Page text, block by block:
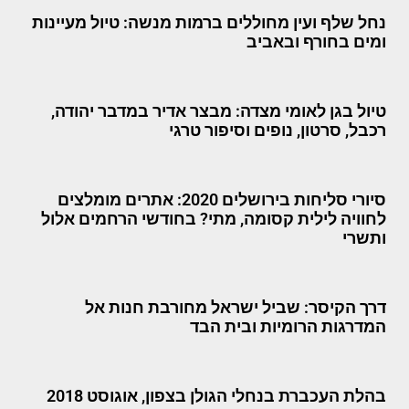
נחל שלף ועין מחוללים ברמות מנשה: טיול מעיינות
ומים בחורף ובאביב
טיול בגן לאומי מצדה: מבצר אדיר במדבר יהודה,
רכבל, סרטון, נופים וסיפור טרגי
סיורי סליחות בירושלים 2020: אתרים מומלצים
לחוויה לילית קסומה, מתי? בחודשי הרחמים אלול
ותשרי
דרך הקיסר: שביל ישראל מחורבת חנות אל
המדרגות הרומיות ובית הבד
בהלת העכברת בנחלי הגולן בצפון, אוגוסט 2018